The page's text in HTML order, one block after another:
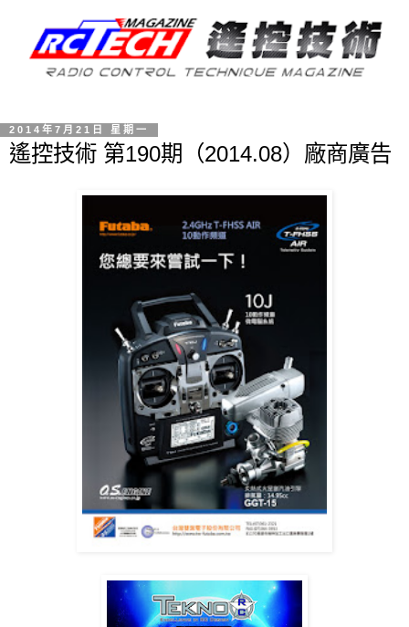
2014年7月21日 星期一
遙控技術 第190期（2014.08）廠商廣告